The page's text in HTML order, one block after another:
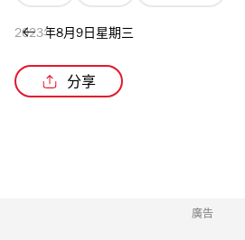
2023年8月9日星期三
分享
廣告